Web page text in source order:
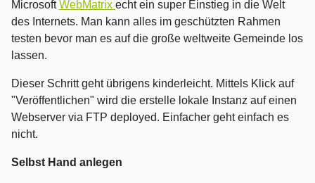
MicrosoftWebMatrix echt ein super Einstieg in die Welt
des Internets. Man kann alles im geschützten Rahmen
testen bevor man es auf die große weltweite Gemeinde los
lassen.
Dieser Schritt geht übrigens kinderleicht. Mittels Klick auf
"Veröffentlichen" wird die erstelle lokale Instanz auf einen
Webserver via FTP deployed. Einfacher geht einfach es
nicht.
Selbst Hand anlegen